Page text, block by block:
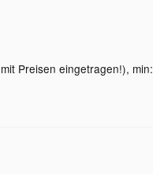
Preisen eingetragen!), min: